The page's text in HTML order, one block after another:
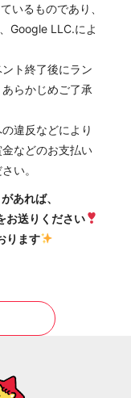
いるものであり、
Google LLC.によ
ト終了後にラン
らかじめご了承
違反などにより
などのお支払い
い。
あれば、
お送りください
ります